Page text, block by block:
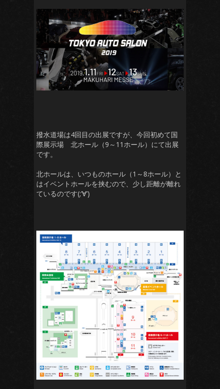
撥水道場は4回目の出展ですが、今回初めて国
際展示場 北ホール（9～11ホール）にて出展
です。
北ホールは、いつものホール（1～8ホール）と
はイベントホールを挟むので、少し距離が離れ
ているのです(;’∀’)